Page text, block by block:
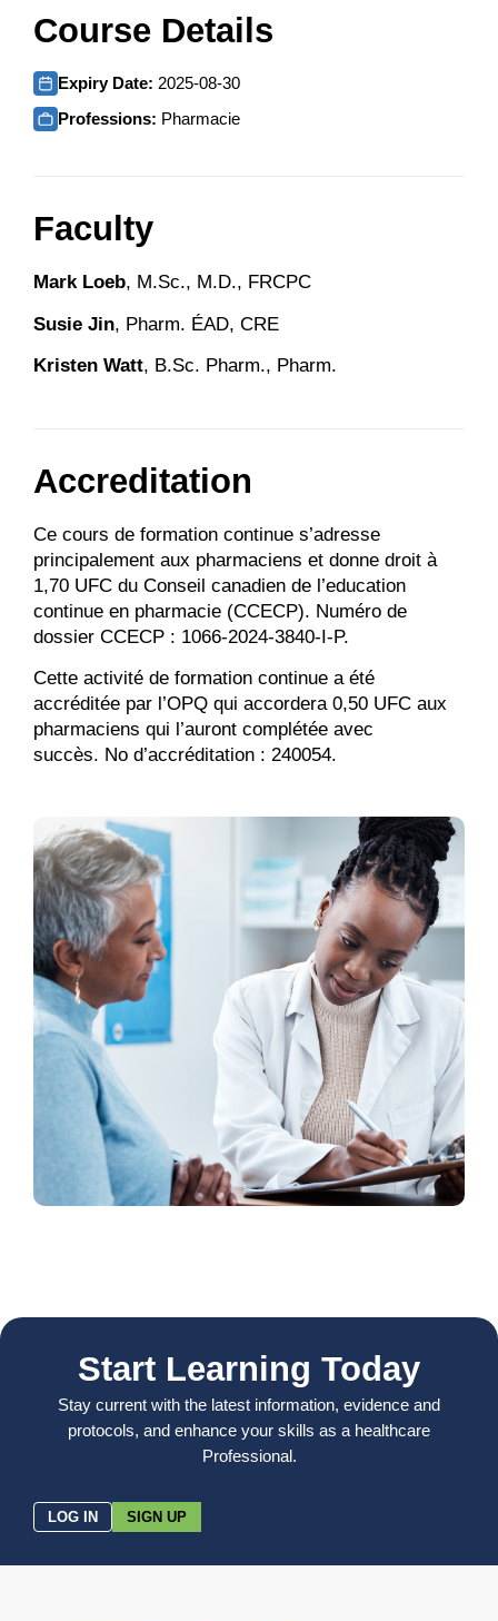
Course Details
Expiry Date: 2025-08-30
Professions: Pharmacie
Faculty
Mark Loeb, M.Sc., M.D., FRCPC
Susie Jin, Pharm. ÉAD, CRE
Kristen Watt, B.Sc. Pharm., Pharm.
Accreditation
Ce cours de formation continue s’adresse
principalement aux pharmaciens et donne droit à
1,70 UFC du Conseil canadien de l’education
continue en pharmacie (CCECP). Numéro de
dossier CCECP : 1066-2024-3840-I-P.
Cette activité de formation continue a été
accréditée par l’OPQ qui accordera 0,50 UFC aux
pharmaciens qui l’auront complétée avec
succès. No d’accréditation : 240054.
Start Learning Today
Stay current with the latest information, evidence and
protocols, and enhance your skills as a healthcare
Professional.
LOG IN SIGN UP